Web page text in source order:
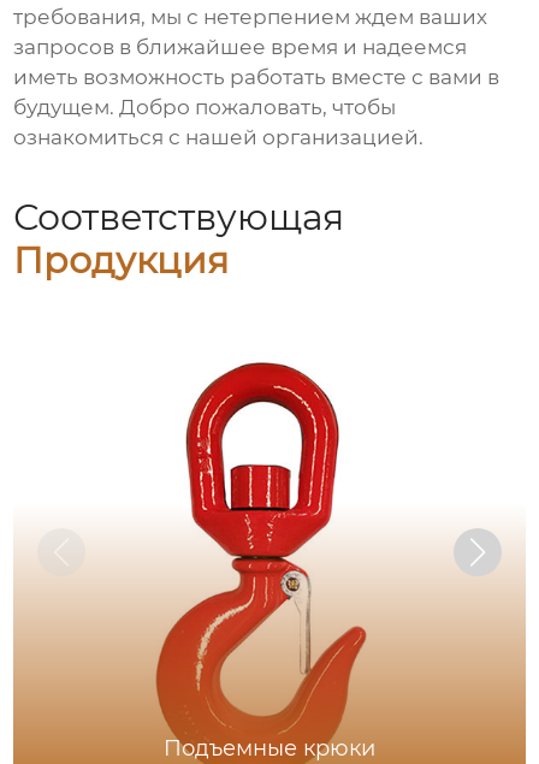
требования, мы с нетерпением ждем ваших
запросов в ближайшее время и надеемся
иметь возможность работать вместе с вами в
будущем. Добро пожаловать, чтобы
ознакомиться с нашей организацией.
Соответствующая
Продукция
Подъемные крюки